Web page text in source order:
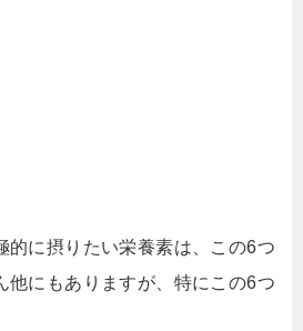
的に摂りたい栄養素は、この6つ
他にもありますが、特にこの6つ